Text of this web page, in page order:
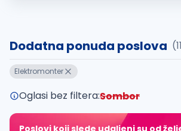
Dodatna ponuda poslova
Elektromonter
Oglasi bez filtera:Sombor
Poslovi koji slede udaljeni su od